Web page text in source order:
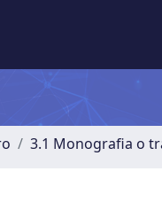
3.1 Monografia o